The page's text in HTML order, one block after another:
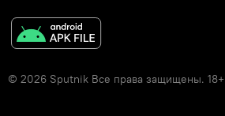
© 2026 Sputnik Все права защищены. 18+